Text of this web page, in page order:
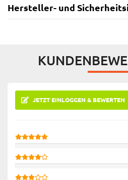
Hersteller- und
JETZT EINLOGGEN & BEWERTEN